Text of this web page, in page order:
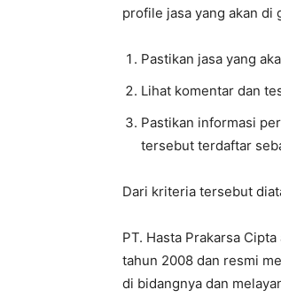
profile jasa yang akan di
Pastikan jasa yang
Lihat komentar dan
Pastikan informasi
tersebut terdaftar
Dari kriteria tersebut
PT. Hasta Prakarsa
tahun 2008 dan resmi
di bidangnya dan